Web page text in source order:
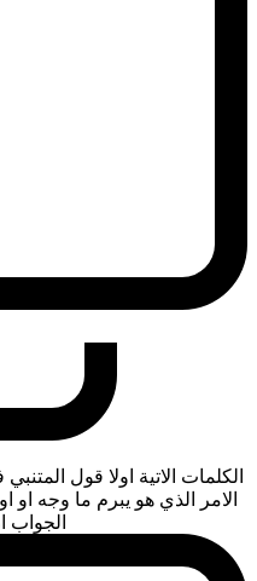
الكلمات الاتية اولا قول
الامر الذي هو يبرم ما وجه او
الجواب